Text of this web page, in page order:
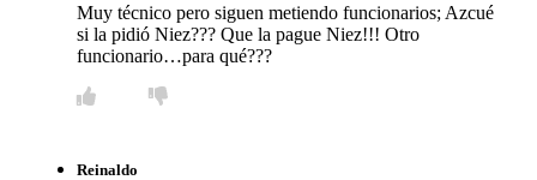
Muy técnico pero siguen metiendo funcionarios; Azcué
si la pidió Niez??? Que la pague Niez!!! Otro
funcionario…para qué???
Reinaldo